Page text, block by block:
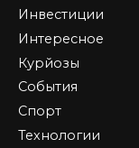
Инвестиции
Интересное
Курйозы
События
Спорт
Технологии